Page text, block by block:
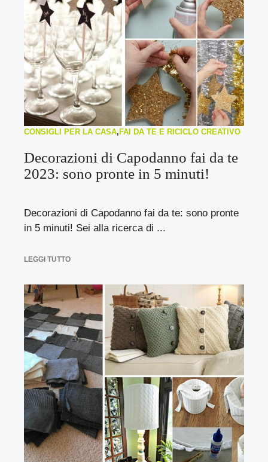
CONSIGLI PER LA CASA, FAI DA TE E RICICLO CREATIVO
Decorazioni di Capodanno fai da te
2023: sono pronte in 5 minuti!
Decorazioni di Capodanno fai da te: sono pronte
in 5 minuti! Sei alla ricerca di ...
LEGGI TUTTO